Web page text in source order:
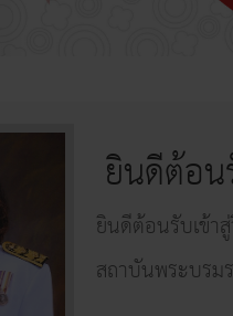
ยินดีต้อ
ยินดีต้อนรับเข้า
สถาบันพระบรม